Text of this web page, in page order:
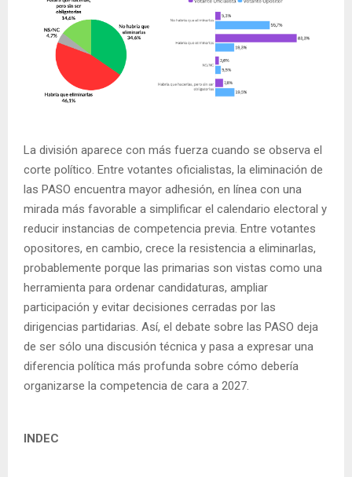
La división aparece con más fuerza cuando se observa el
corte político. Entre votantes oficialistas, la eliminación de
las PASO encuentra mayor adhesión, en línea con una
mirada más favorable a simplificar el calendario electoral y
reducir instancias de competencia previa. Entre votantes
opositores, en cambio, crece la resistencia a eliminarlas,
probablemente porque las primarias son vistas como una
herramienta para ordenar candidaturas, ampliar
participación y evitar decisiones cerradas por las
dirigencias partidarias. Así, el debate sobre las PASO deja
de ser sólo una discusión técnica y pasa a expresar una
diferencia política más profunda sobre cómo debería
organizarse la competencia de cara a 2027.
INDEC